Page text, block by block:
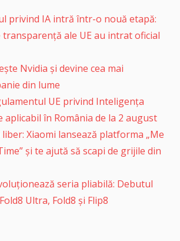
privind IA intră într-o nouă etapă:
ale UE au intrat oficial
Nvidia și devine cea mai
din lume
UE privind Inteligența
aplicabil în România de la 2 august
Xiaomi lansează platforma „Me
și te ajută să scapi de grijile din
seria pliabilă: Debutul
Ultra, Fold8 și Flip8